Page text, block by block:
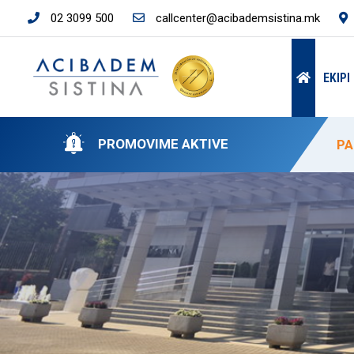
02 3099 500 callcenter@acibademsistina.mk
EKIPI
PROMOVIME AKTIVE